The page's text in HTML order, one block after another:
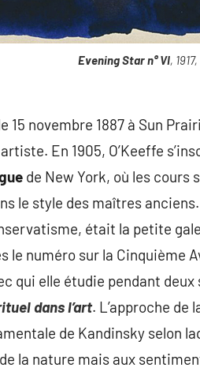
Evening Star n° VI,
15 novembre 1887 à Sun
En 1905, O’Keeffe
de New York, où les cours
le style des maîtres
était la petite
le numéro sur la Cinquième
qui elle étudie pendant
dans l’art. L’approche de
de Kandinsky selon
la nature mais aux